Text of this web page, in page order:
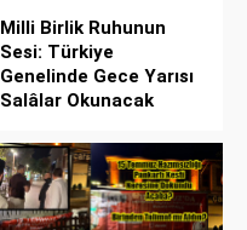
Milli Birlik Ruhunun
Sesi: Türkiye
Genelinde Gece Yarısı
Salâlar Okunacak